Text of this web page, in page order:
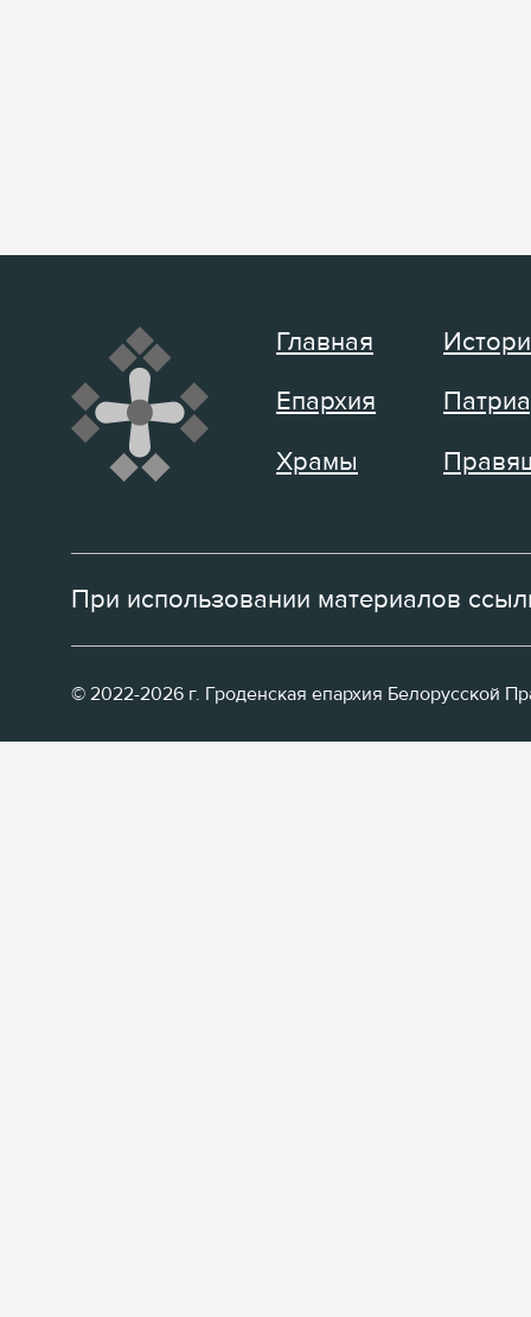
Главная
Епархия
Храмы
При использовании материалов
© 2022-2026 г. Гроденская епархия Белорусской